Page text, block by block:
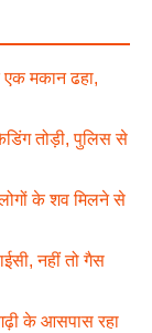
एक मकान ढहा,
तोड़ी, पुलिस से
लोगों के शव मिलने से
नहीं तो गैस
के आसपास रहा